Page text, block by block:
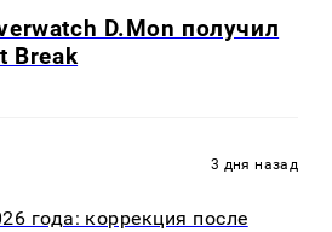
D.Mon получил
Break
3 дня назад
года: коррекция после